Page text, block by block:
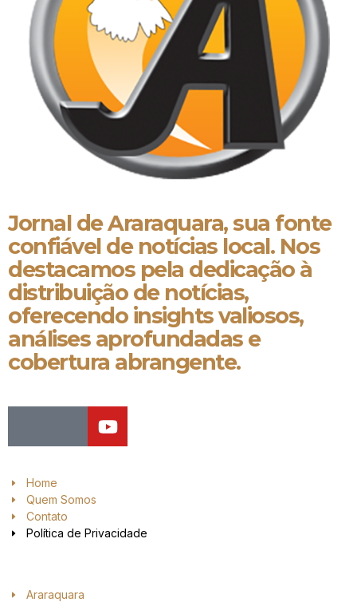
Jornal de Araraquara, sua fonte
confiável de notícias local. Nos
destacamos pela dedicação à
distribuição de notícias,
oferecendo insights valiosos,
análises aprofundadas e
cobertura abrangente.
Home
Quem Somos
Contato
Política de Privacidade
Araraquara